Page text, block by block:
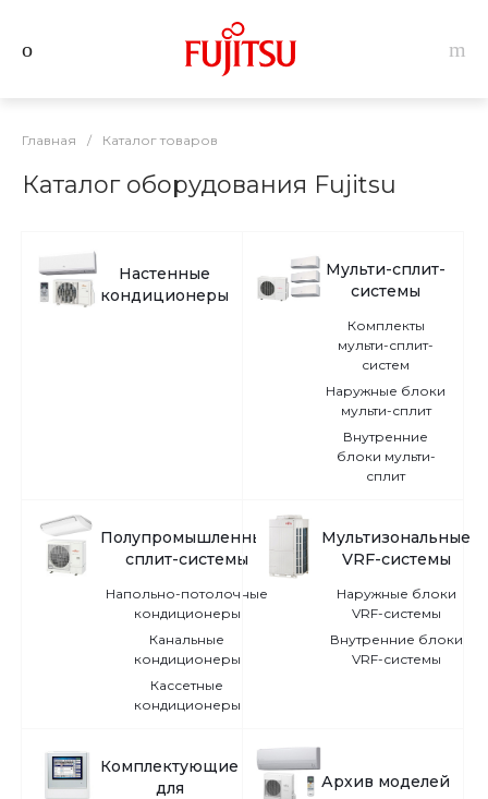
Главная / Каталог товаров
Каталог оборудования Fujitsu
Настенные
кондиционеры
Мульти-сплит-
системы
Комплекты
мульти-сплит-
систем
Наружные блоки
мульти-сплит
Внутренние
блоки мульти-
сплит
Полупромышленные
сплит-системы
Напольно-потолочные
кондиционеры
Канальные
кондиционеры
Кассетные
кондиционеры
Мультизональные
VRF-системы
Наружные блоки
VRF-системы
Внутренние блоки
VRF-системы
Комплектующие
для
Архив моделей